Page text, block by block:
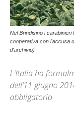
Nel Brindisino i
cooperativa con l'accusa
d'archivio)
L'Italia ha
dell’11 giugno
obbligatorio